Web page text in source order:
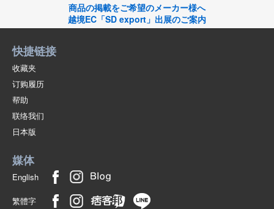
商品の掲載をご希望のメーカー様へ
越境EC「SD export」出展のご案内
快捷链接
收藏夹
订购履历
帮助
联络我们
日本版
媒体
English
繁體字